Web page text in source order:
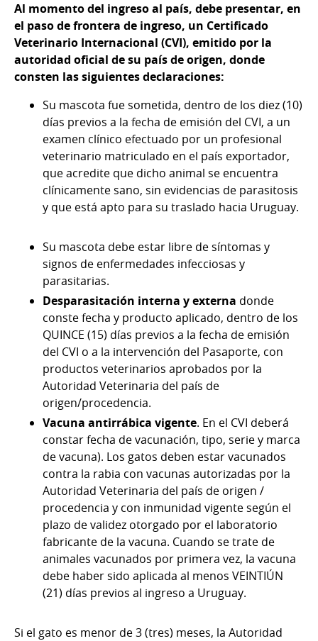
Al momento del ingreso al país, debe presentar, en
el paso de frontera de ingreso, un Certificado
Veterinario Internacional (CVI), emitido por la
autoridad oficial de su país de origen, donde
consten las siguientes declaraciones:
Su mascota fue sometida, dentro de los diez (10)
días previos a la fecha de emisión del CVI, a un
examen clínico efectuado por un profesional
veterinario matriculado en el país exportador,
que acredite que dicho animal se encuentra
clínicamente sano, sin evidencias de parasitosis
y que está apto para su traslado hacia Uruguay.
Su mascota debe estar libre de síntomas y
signos de enfermedades infecciosas y
parasitarias.
Desparasitación interna y externa donde
conste fecha y producto aplicado, dentro de los
QUINCE (15) días previos a la fecha de emisión
del CVI o a la intervención del Pasaporte, con
productos veterinarios aprobados por la
Autoridad Veterinaria del país de
origen/procedencia.
Vacuna antirrábica vigente. En el CVI deberá
constar fecha de vacunación, tipo, serie y marca
de vacuna). Los gatos deben estar vacunados
contra la rabia con vacunas autorizadas por la
Autoridad Veterinaria del país de origen /
procedencia y con inmunidad vigente según el
plazo de validez otorgado por el laboratorio
fabricante de la vacuna. Cuando se trate de
animales vacunados por primera vez, la vacuna
debe haber sido aplicada al menos VEINTIÚN
(21) días previos al ingreso a Uruguay.
Si el gato es menor de 3 (tres) meses, la Autoridad